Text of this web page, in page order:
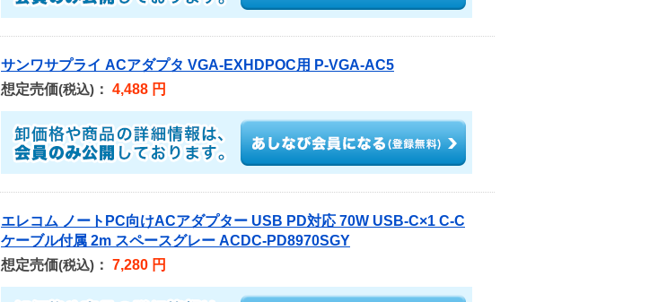
サンワサプライ ACアダプタ VGA-EXHDPOC用 P-VGA-AC5
想定売価(税込) ： 4,488 円
エレコム ノートPC向けACアダプター USB PD対応 70W USB-C×1 C-C
ケーブル付属 2m スペースグレー ACDC-PD8970SGY
想定売価(税込) ： 7,280 円